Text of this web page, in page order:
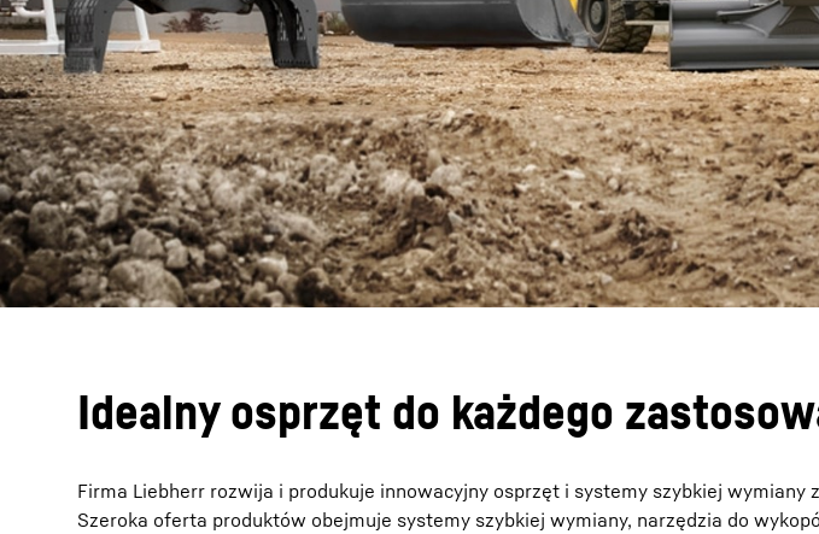
Idealny osprzęt do każdego
Firma Liebherr rozwija i produkuje innowacyjny osprzęt i systemy szybkiej wymiany
Szeroka oferta produktów obejmuje systemy szybkiej wymiany, narzędzia do